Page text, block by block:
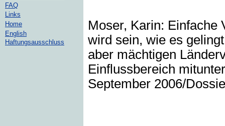
Moser, Karin: Einfache
wird sein, wie es
aber mächtigen
Einflussbereich
September 2006/
FAQ
Links
Home
English
Haftungsausschluss